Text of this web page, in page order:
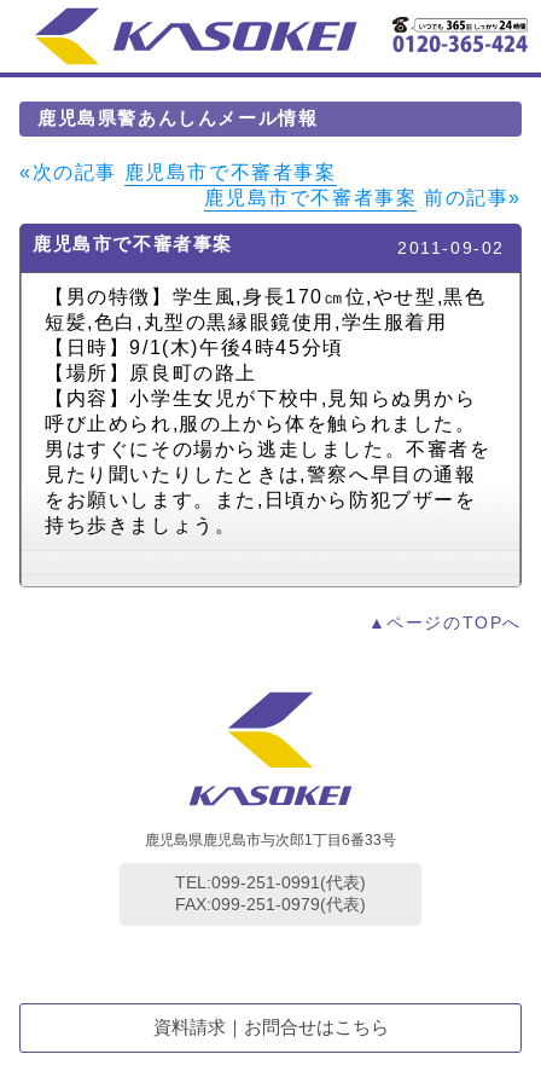
鹿児島県警あんしんメール情報
«次の記事 鹿児島市で不審者事案
鹿児島市で不審者事案 前の記事»
鹿児島市で不審者事案 2011-09-02
【男の特徴】学生風,身長170㎝位,やせ型,黒色
短髪,色白,丸型の黒縁眼鏡使用,学生服着用
【日時】9/1(木)午後4時45分頃
【場所】原良町の路上
【内容】小学生女児が下校中,見知らぬ男から
呼び止められ,服の上から体を触られました。
男はすぐにその場から逃走しました。不審者を
見たり聞いたりしたときは,警察へ早目の通報
をお願いします。また,日頃から防犯ブザーを
持ち歩きましょう。
▲ページのTOPへ
鹿児島県鹿児島市与次郎1丁目6番33号
TEL:099-251-0991(代表)
FAX:099-251-0979(代表)
資料請求｜お問合せはこちら